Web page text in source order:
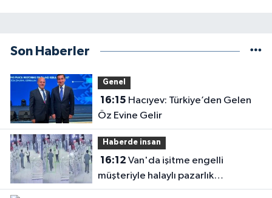
Son Haberler
Genel
16:15
Öz Evine Gelir
Haberde insan
16:12
müşteriyle halaylı pazarlık
gülümsetti